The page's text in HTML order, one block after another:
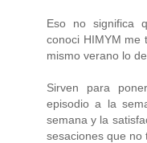
Eso no significa
conoci HIMYM me
mismo verano lo
Sirven para
episodio a la
semana y la
sesaciones que no